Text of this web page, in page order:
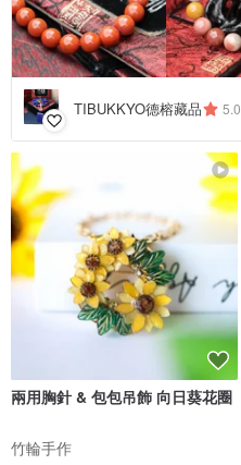
TIBUKKYO德榕藏品 5.0
兩用胸針 & 包包吊飾 向日葵花圈
竹輪手作